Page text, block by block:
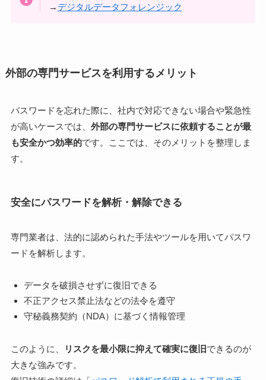
→ デジタルデータフォレンジック
外部の専門サービスを利用するメリット
パスワードを忘れた際に、社内で対応できない場合や緊急性
が高いケースでは、 外部の専門サービスに依頼することが最
も安全かつ効率的です。ここでは、そのメリットを整理しま
す。
安全にパスワードを解析・解除できる
専門業者は、法的に認められた手法やツールを用いてパスワ
ードを解析します。
データを破損させずに復旧できる
不正アクセス禁止法などの法令を遵守
守秘義務契約（NDA）に基づく情報管理
このように、 リスクを最小限に抑えて確実に復旧できるのが
大きな強みです。